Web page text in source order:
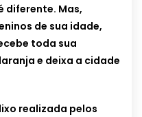
diferente. Mas,
de sua idade,
toda sua
e deixa a cidade
realizada pelos